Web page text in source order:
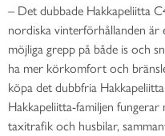
– Det dubbade Hakkapeliitta
nordiska vinterförhållanden
möjliga grepp på både is och
ha mer körkomfort och
köpa det dubbfria
Hakkapeliitta-familjen
taxitrafik och husbilar,